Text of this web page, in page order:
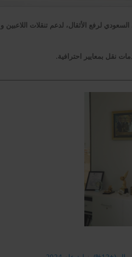
لرفع الأثقال، لدعم تنقلات اللاعبين و
نقل بمعايير احترافية.